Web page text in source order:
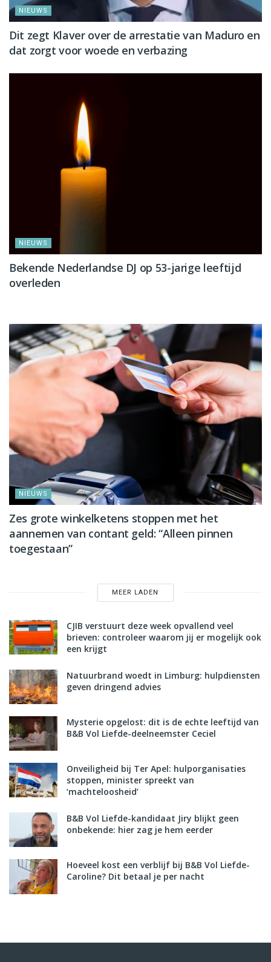
NIEUWS
Dit zegt Klaver over de arrestatie van Maduro en
dat zorgt voor woede en verbazing
NIEUWS
Bekende Nederlandse DJ op 53-jarige leeftijd
overleden
NIEUWS
Zes grote winkelketens stoppen met het
aannemen van contant geld: “Alleen pinnen
toegestaan”
MEER LADEN
CJIB verstuurt deze week opvallend veel
brieven: controleer waarom jij er mogelijk ook
een krijgt
Natuurbrand woedt in Limburg: hulpdiensten
geven dringend advies
Mysterie opgelost: dit is de echte leeftijd van
B&B Vol Liefde-deelneemster Ceciel
Onveiligheid bij Ter Apel: hulporganisaties
stoppen, minister spreekt van
‘machteloosheid’
B&B Vol Liefde-kandidaat Jiry blijkt geen
onbekende: hier zag je hem eerder
Hoeveel kost een verblijf bij B&B Vol Liefde-
Caroline? Dit betaal je per nacht